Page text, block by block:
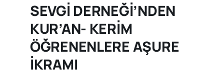
SEVGİ DERNEĞİ’NDEN
KUR’AN- KERİM
ÖĞRENENLERE AŞURE
İKRAMI